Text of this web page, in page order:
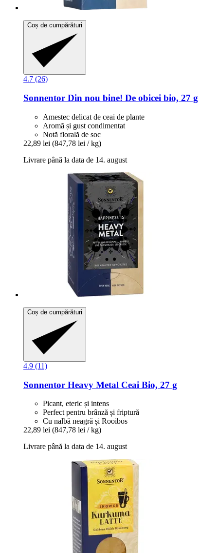
Coș de cumpărături
4.7 (26)
Sonnentor Din nou bine! De obicei bio, 27 g
Amestec delicat de ceai de plante
Aromă și gust condimentat
Notă florală de soc
22,89 lei (847,78 lei / kg)
Livrare până la data de 14. august
Coș de cumpărături
4.9 (11)
Sonnentor Heavy Metal Ceai Bio, 27 g
Picant, eteric și intens
Perfect pentru brânză și friptură
Cu nalbă neagră și Rooibos
22,89 lei (847,78 lei / kg)
Livrare până la data de 14. august